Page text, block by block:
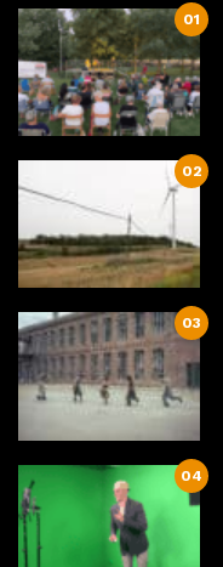
01
02
03
04